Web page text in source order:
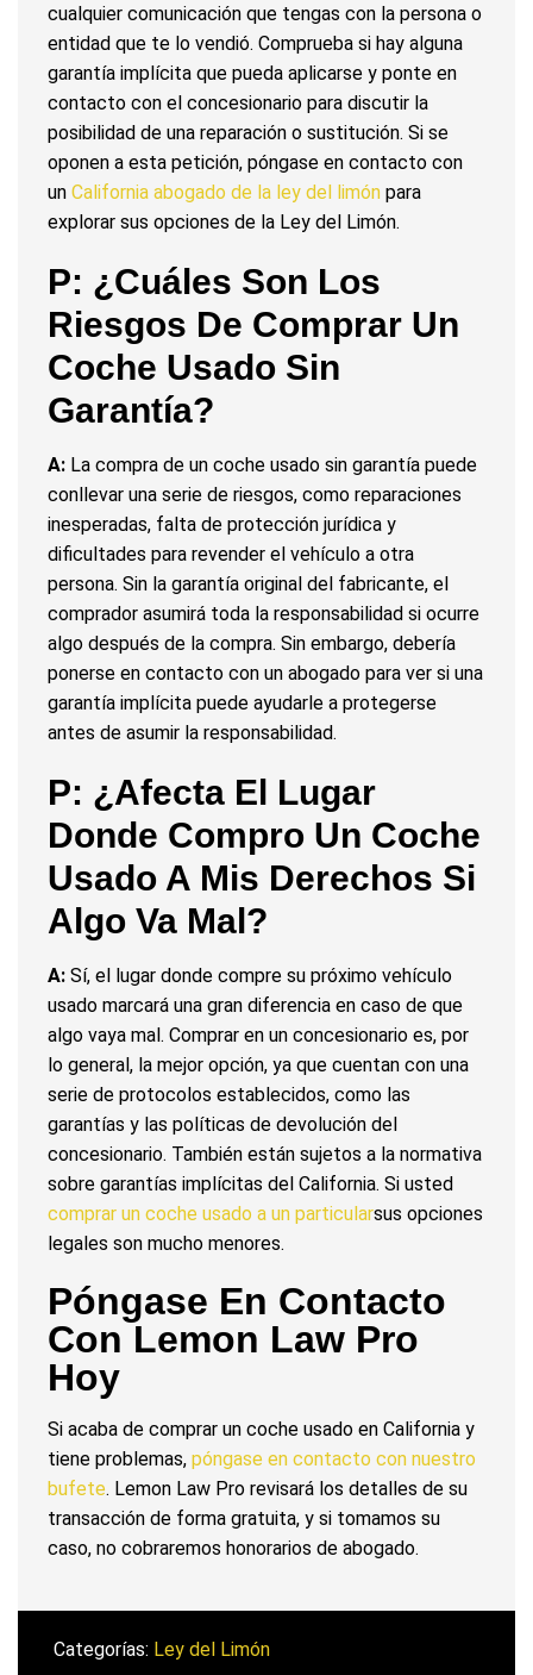
cualquier comunicación que tengas con la persona o
entidad que te lo vendió. Comprueba si hay alguna
garantía implícita que pueda aplicarse y ponte en
contacto con el concesionario para discutir la
posibilidad de una reparación o sustitución. Si se
oponen a esta petición, póngase en contacto con
un California abogado de la ley del limón para
explorar sus opciones de la Ley del Limón.
P: ¿Cuáles Son Los
Riesgos De Comprar Un
Coche Usado Sin
Garantía?
A: La compra de un coche usado sin garantía puede
conllevar una serie de riesgos, como reparaciones
inesperadas, falta de protección jurídica y
dificultades para revender el vehículo a otra
persona. Sin la garantía original del fabricante, el
comprador asumirá toda la responsabilidad si ocurre
algo después de la compra. Sin embargo, debería
ponerse en contacto con un abogado para ver si una
garantía implícita puede ayudarle a protegerse
antes de asumir la responsabilidad.
P: ¿Afecta El Lugar
Donde Compro Un Coche
Usado A Mis Derechos Si
Algo Va Mal?
A: Sí, el lugar donde compre su próximo vehículo
usado marcará una gran diferencia en caso de que
algo vaya mal. Comprar en un concesionario es, por
lo general, la mejor opción, ya que cuentan con una
serie de protocolos establecidos, como las
garantías y las políticas de devolución del
concesionario. También están sujetos a la normativa
sobre garantías implícitas del California. Si usted
comprar un coche usado a un particularsus opciones
legales son mucho menores.
Póngase En Contacto
Con Lemon Law Pro
Hoy
Si acaba de comprar un coche usado en California y
tiene problemas, póngase en contacto con nuestro
bufete. Lemon Law Pro revisará los detalles de su
transacción de forma gratuita, y si tomamos su
caso, no cobraremos honorarios de abogado.
Categorías: Ley del Limón